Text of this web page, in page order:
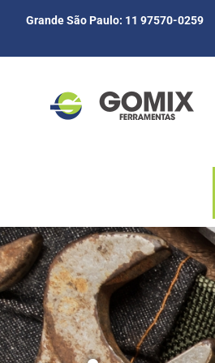
Grande São Paulo: 11 97570-0259